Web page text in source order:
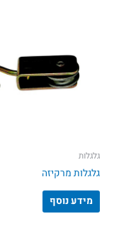
גלגלות
גלגלות מרקיזה
מידע נוסף